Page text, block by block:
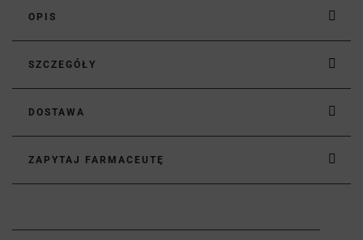
OPIS
SZCZEGÓŁY
DOSTAWA
ZAPYTAJ FARMACEUTĘ